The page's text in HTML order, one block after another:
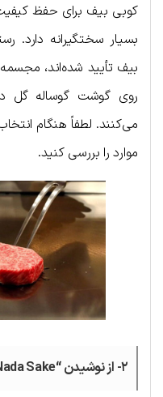
کوبی بیف برای حفظ
بسیار سختگیرانه دارد.
بیف تأیید شده‌اند،
روی گوشت گوساله گل
می‌کنند. لطفاً هنگام
موارد را بررسی کنید.
۲- از نوشیدن “Nada Sake” لذت ببرید